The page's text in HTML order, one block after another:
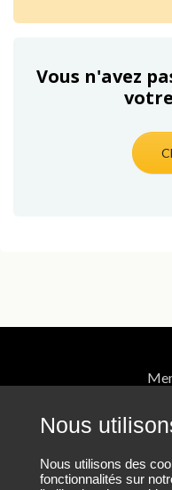
Nous
Nous utilisons des
fonctionnalités sur
Vous n'avez